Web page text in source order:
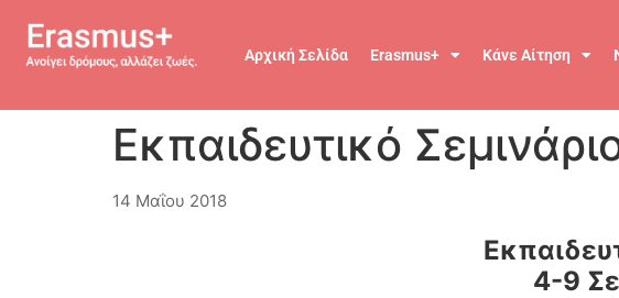
Αρχική Σελίδα Erasmus+ Κάνε Αίτηση
Εκπαιδευτικό
14 Μαΐου 2018
4-9